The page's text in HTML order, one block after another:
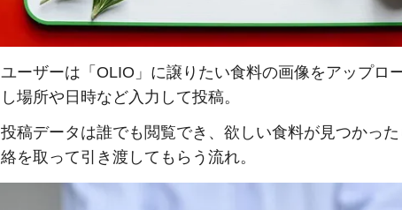
ユーザーは「OLIO」に譲りたい食料の画像をアップロ
し場所や日時など入力して投稿。
投稿データは誰でも閲覧でき、欲しい食料が見つかっ
絡を取って引き渡してもらう流れ。